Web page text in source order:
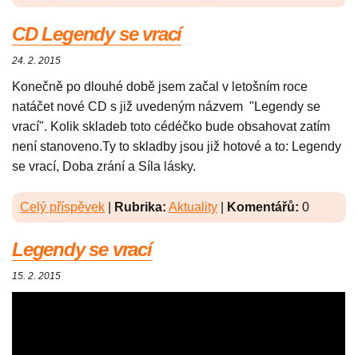
CD Legendy se vrací
24. 2. 2015
Konečně po dlouhé době jsem začal v letošním roce
natáčet nové CD s již uvedeným názvem "Legendy se
vrací". Kolik skladeb toto cédéčko bude obsahovat zatím
není stanoveno.Ty to skladby jsou již hotové a to: Legendy
se vrací, Doba zrání a Síla lásky.
Celý příspěvek Rubrika: Aktuality Komentářů: 0
Legendy se vrací
15. 2. 2015